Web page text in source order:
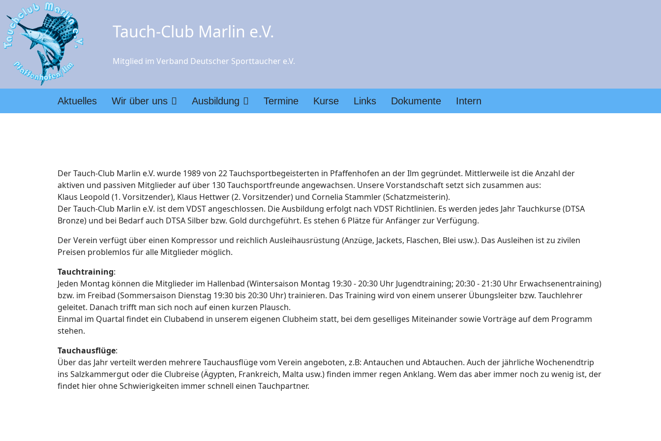
Tauch-Club Marlin e.V.
Mitglied im Verband Deutscher Sporttaucher e.V.
Aktuelles Wir über uns Ausbildung Termine Kurse Links Dokumente Intern
DerTauch-Club Marlin e.V. wurde 1989 von 22 Tauchsportbegeisterten in Pfaffenhofen an der Ilm gegründet. Mittlerweile ist die Anzahl der
aktiven und passiven Mitglieder auf über 130 Tauchsportfreunde angewachsen. Unsere Vorstandschaft setzt sich zusammen aus:
Klaus Leopold (1. Vorsitzender), Klaus Hettwer (2. Vorsitzender) und Cornelia Stammler (Schatzmeisterin).
DerTauch-Club Marlin e.V. ist dem VDST angeschlossen. Die Ausbildung erfolgt nach VDST Richtlinien. Es werden jedes Jahr Tauchkurse (DTSA
Bronze) und bei Bedarf auch DTSA Silber bzw. Gold durchgeführt. Es stehen 6 Plätze für Anfänger zur Verfügung.
Der Verein verfügt über einen Kompressor und reichlich Ausleihausrüstung (Anzüge, Jackets, Flaschen, Blei usw.). Das Ausleihen ist zu zivilen
Preisen problemlos für alle Mitglieder möglich.
Tauchtraining:
Jeden Montag können die Mitglieder im Hallenbad (Wintersaison Montag 19:30 - 20:30 Uhr Jugendtraining; 20:30 - 21:30 Uhr Erwachsenentraining)
bzw. im Freibad (Sommersaison Dienstag 19:30 bis 20:30 Uhr) trainieren. Das Training wird von einem unserer Übungsleiter bzw. Tauchlehrer
geleitet. Danach trifft man sich noch auf einen kurzen Plausch.
Einmal im Quartal findet ein Clubabend in unserem eigenen Clubheim statt, bei dem geselliges Miteinander sowie Vorträge auf dem Programm
stehen.
Tauchausflüge:
Über das Jahr verteilt werden mehrere Tauchausflüge vom Verein angeboten, z.B: Antauchen und Abtauchen. Auch der jährliche Wochenendtrip
ins Salzkammergut oder die Clubreise (Ägypten, Frankreich, Malta usw.) finden immer regen Anklang. Wem das aber immer noch zu wenig ist, der
findet hier ohne Schwierigkeiten immer schnell einen Tauchpartner.